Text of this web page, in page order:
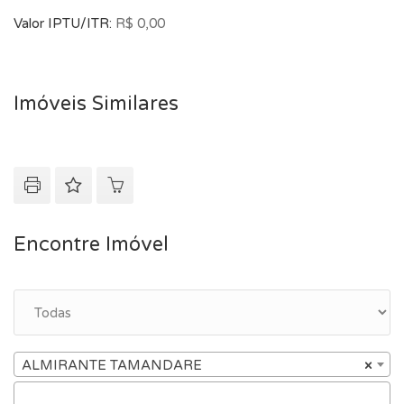
como também esta unidade poderá não estar mais
Valor IPTU/ITR: R$ 0,00
Imóveis Similares
Encontre Imóvel
×
ALMIRANTE TAMANDARE